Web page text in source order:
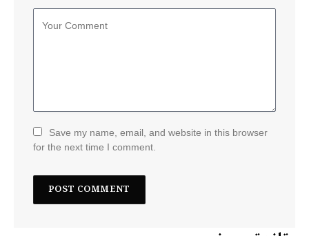
Save my name, email, and website in this browser
for the next time I comment.